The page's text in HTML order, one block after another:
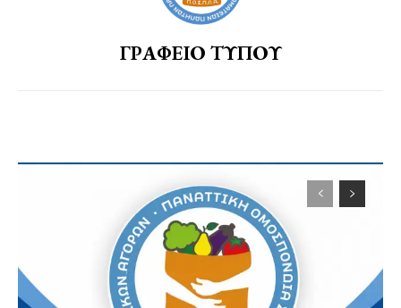
ΓΡΑΦΕΙΟ ΤΥΠΟΥ